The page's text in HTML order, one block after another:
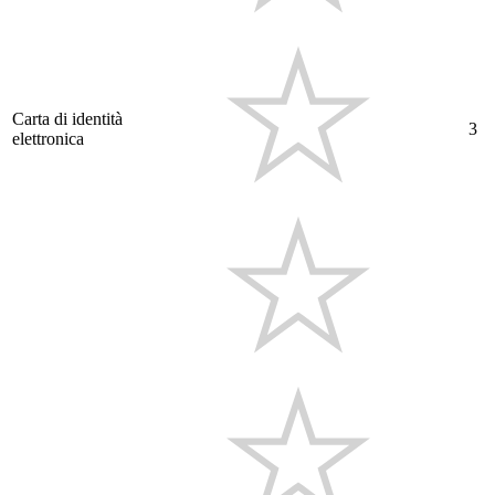
Carta di identità
elettronica
3